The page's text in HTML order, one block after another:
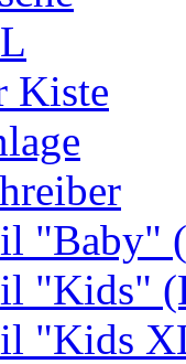
Kiste
"Baby"
"Kids"
"Kids